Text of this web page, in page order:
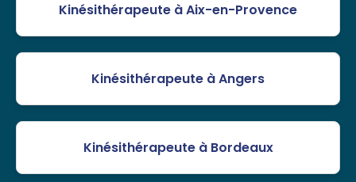
Kinésithérapeute à Aix-en-Provence
Kinésithérapeute à Angers
Kinésithérapeute à Bordeaux